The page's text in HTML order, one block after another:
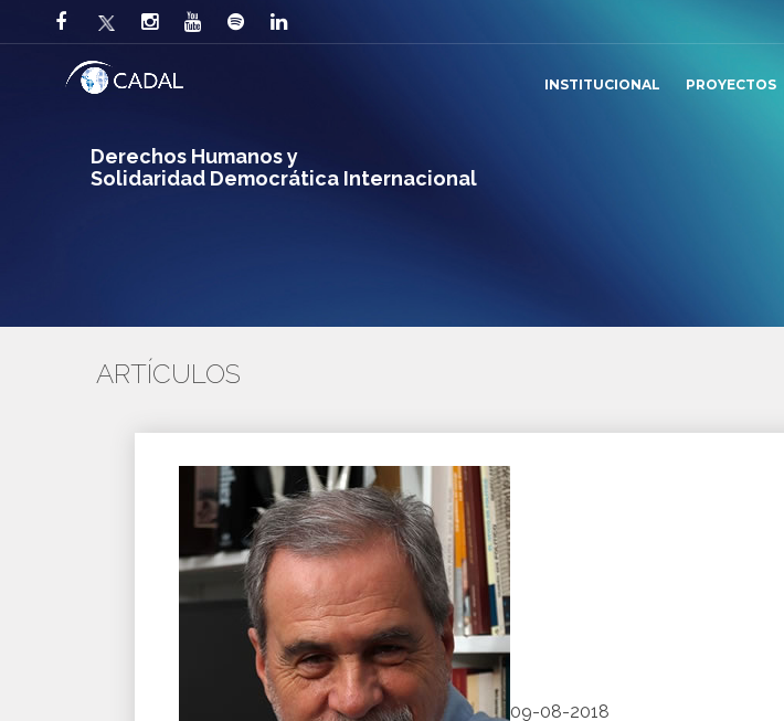
Derechos Humanos y
Solidaridad Democrática Internacional
INSTITUCIONAL PROYECTOS
ARTÍCULOS
09-08-2018